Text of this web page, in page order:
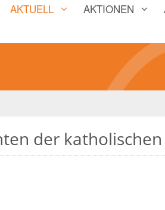
AKTUELL AKTIONEN
der